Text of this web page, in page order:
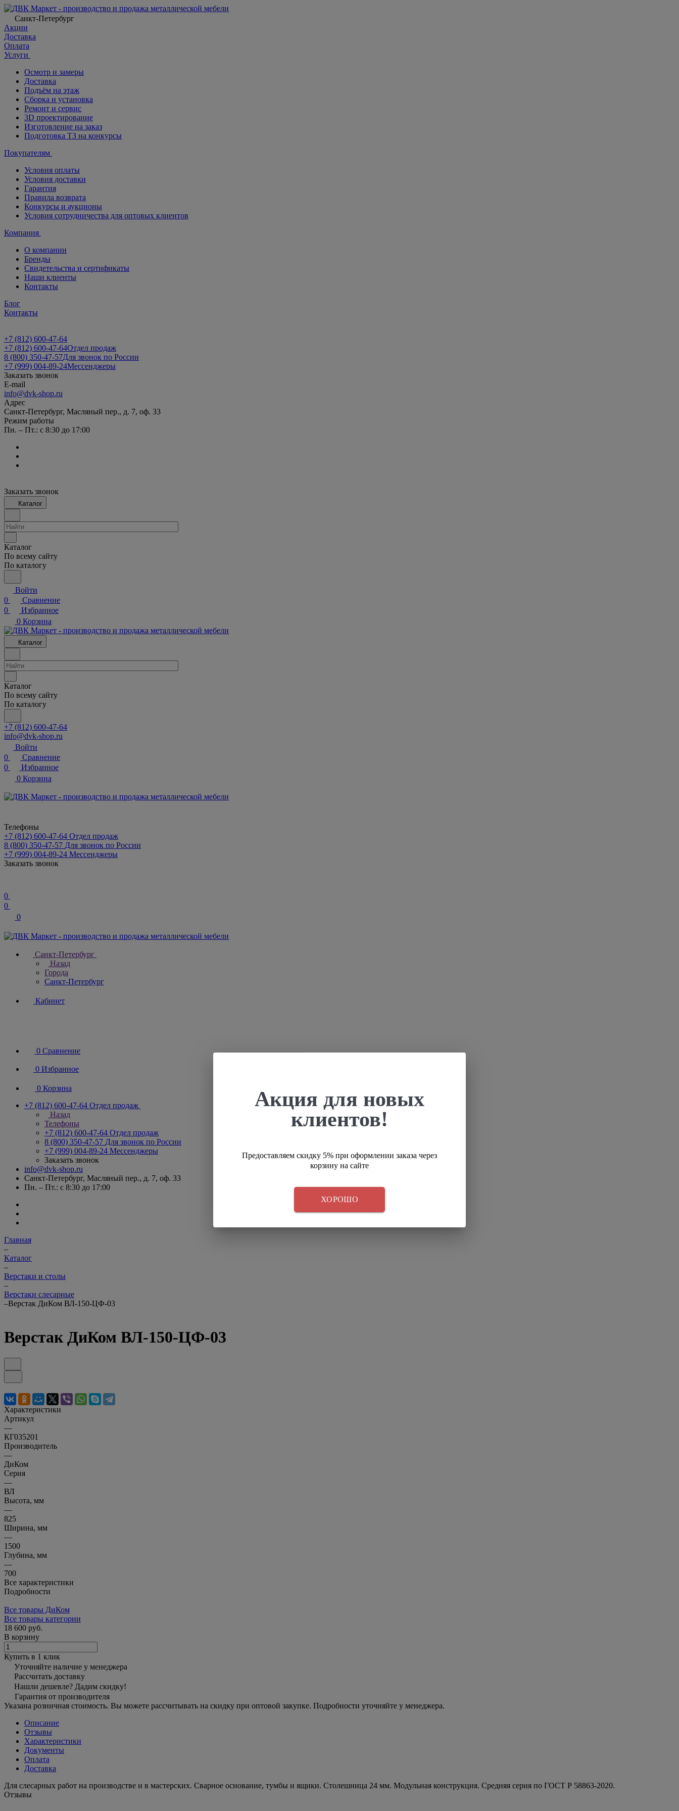
Санкт-Петербург
Акции
Доставка
Оплата
Услуги
Осмотр и замеры
Доставка
Подъём на этаж
Сборка и установка
Ремонт и сервис
3D проектирование
Изготовление на заказ
Подготовка ТЗ на конкурсы
Покупателям
Условия оплаты
Условия доставки
Гарантия
Правила возврата
Конкурсы и аукционы
Условия сотрудничества для оптовых клиентов
Компания
О компании
Бренды
Свидетельства и сертификаты
Наши клиенты
Контакты
Блог
Контакты
+7 (812) 600-47-64
+7 (812) 600-47-64Отдел продаж
8 (800) 350-47-57Для звонок по России
+7 (999) 004-89-24Мессенджеры
Заказать звонок
E-mail
info@dvk-shop.ru
Адрес
Санкт-Петербург, Масляный пер., д. 7, оф. 33
Режим работы
Пн. – Пт.: с 8:30 до 17:00
Заказать звонок
Каталог
Каталог
По всему сайту
По каталогу
Войти
0
Сравнение
0
Избранное
0 Корзина
Каталог
Каталог
По всему сайту
По каталогу
+7 (812) 600-47-64
info@dvk-shop.ru
Войти
0
Сравнение
0
Избранное
0 Корзина
Телефоны
+7 (812) 600-47-64 Отдел продаж
8 (800) 350-47-57 Для звонок по России
+7 (999) 004-89-24 Мессенджеры
Заказать звонок
0
0
0
Санкт-Петербург
Назад
Города
Санкт-Петербург
Кабинет
0 Сравнение
0 Избранное
0 Корзина
+7 (812) 600-47-64 Отдел продаж
Назад
Телефоны
+7 (812) 600-47-64 Отдел продаж
8 (800) 350-47-57 Для звонок по России
+7 (999) 004-89-24 Мессенджеры
Заказать звонок
info@dvk-shop.ru
Санкт-Петербург, Масляный пер., д. 7, оф. 33
Пн. – Пт.: с 8:30 до 17:00
Главная
–
Каталог
–
Верстаки и столы
–
Верстаки слесарные
–Верстак ДиКом ВЛ-150-ЦФ-03
Верстак ДиКом ВЛ-150-ЦФ-03
Характеристики
Артикул
—
КГ035201
Производитель
—
ДиКом
Серия
—
ВЛ
Высота, мм
—
825
Ширина, мм
—
1500
Глубина, мм
—
700
Все характеристики
Подробности
Все товары ДиКом
Все товары категории
18 600 руб.
В корзину
Купить в 1 клик
Уточняйте наличие у менеджера
Рассчитать доставку
Нашли дешевле? Дадим скидку!
Гарантия от производителя
Указана розничная стоимость. Вы можете рассчитывать на скидку при оптовой закупке. Подробности уточняйте у менеджера.
Описание
Отзывы
Характеристики
Документы
Оплата
Доставка
Для слесарных работ на производстве и в мастерских. Сварное основание, тумбы и ящики. Столешница 24 мм. Модульная конструкция. Средняя серия по ГОСТ Р 58863-2020.
Отзывы
Акция для новых
клиентов!
Предоставляем скидку 5% при оформлении заказа через
корзину на сайте
ХОРОШО